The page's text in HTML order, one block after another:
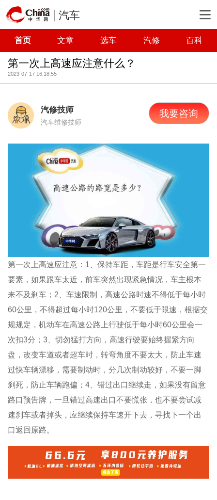
汽车
首页 文章 选车 汽修 百科
第一次上高速应注意什么？
2023-07-17 16:18:55
汽修技师
汽车维修技师
我要咨询
第一次上高速应注意：1、保持车距，车距是行车安全第一
要素，如果跟车太近，前车突然出现紧急情况，车主根本
来不及刹车；2、车速限制，高速公路时速不得低于每小时
60公里，不得超过每小时120公里，不要低于限速，根据交
规规定，机动车在高速公路上行驶低于每小时60公里会一
次扣3分；3、切勿猛打方向，高速行驶要始终握紧方向
盘，改变车道或者超车时，转弯角度不要太大，防止车速
过快车辆漂移，需要制动时，分几次制动较好，不要一脚
刹死，防止车辆跑偏；4、错过出口继续走，如果没有留意
路口预告牌，一旦错过高速出口不要慌张，也不要尝试减
速刹车或者掉头，应继续保持车速开下去，寻找下一个出
口返回原路。